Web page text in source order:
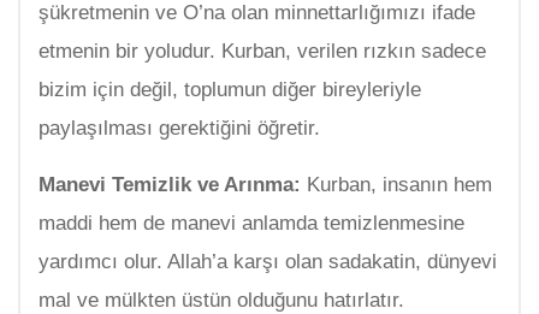
şükretmenin ve O’na olan minnettarlığımızı ifade
etmenin bir yoludur. Kurban, verilen rızkın sadece
bizim için değil, toplumun diğer bireyleriyle
paylaşılması gerektiğini öğretir.
Manevi Temizlik ve Arınma: Kurban, insanın hem
maddi hem de manevi anlamda temizlenmesine
yardımcı olur. Allah’a karşı olan sadakatin, dünyevi
mal ve mülkten üstün olduğunu hatırlatır.